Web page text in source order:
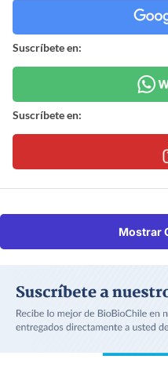
Suscríbete en:
Suscríbete en:
Mostrar